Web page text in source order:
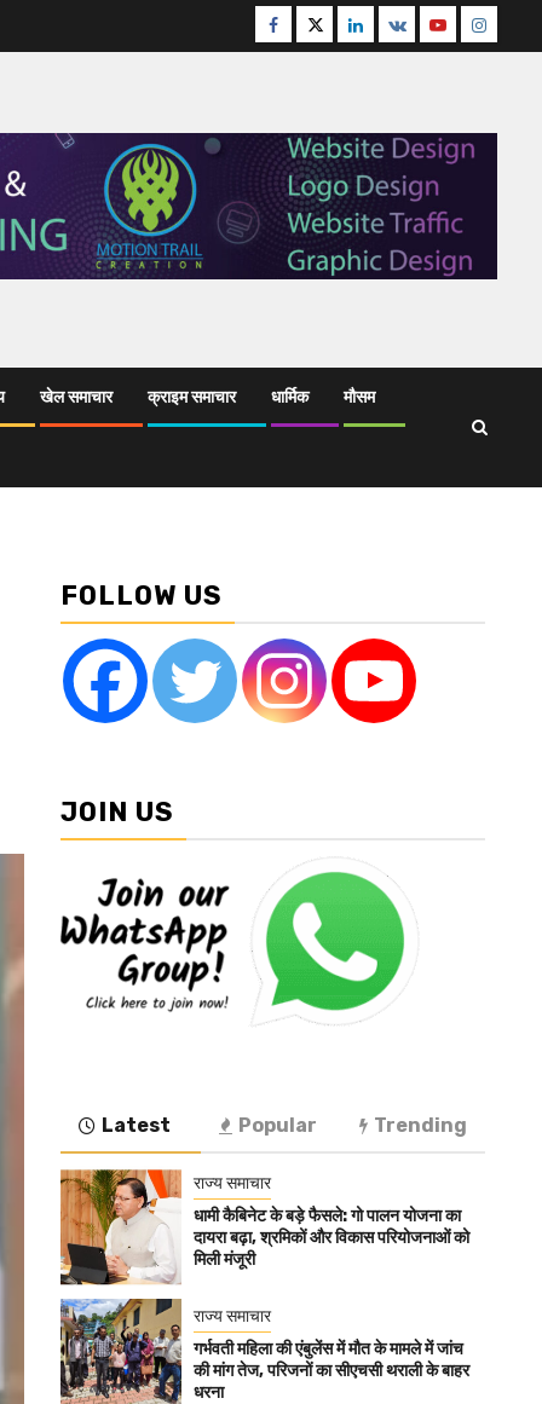
Facebook
TwitterLinkedin
VK Youtube
खेल समाचार क्राइम समाचार धार्मिक मौसम
FOLLOW US
JOIN US
Latest Popular Trending
राज्य समाचार
धामी कैबिनेट के बड़े फैसले: गो पालन योजना का
दायरा बढ़ा, श्रमिकों और विकास परियोजनाओं को
मिली मंजूरी
राज्य समाचार
गर्भवती महिला की एंबुलेंस में मौत के मामले में जांच
की मांग तेज, परिजनों का सीएचसी थराली के बाहर
धरना